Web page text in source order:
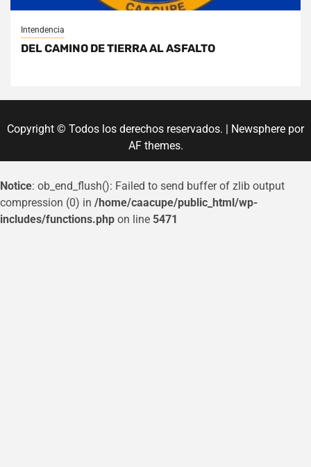
Intendencia
DEL CAMINO DE TIERRA AL ASFALTO
Copyright © Todos los derechos reservados. | Newsphere por
AF themes.
Notice: ob_end_flush(): Failed to send buffer of zlib output
compression (0) in /home/caacupe/public_html/wp-
includes/functions.php on line 5471